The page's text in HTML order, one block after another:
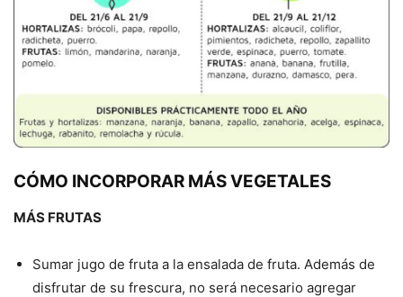
CÓMO INCORPORAR MÁS VEGETALES
MÁS FRUTAS
Sumar jugo de fruta a la ensalada de fruta. Además de
disfrutar de su frescura, no será necesario agregar